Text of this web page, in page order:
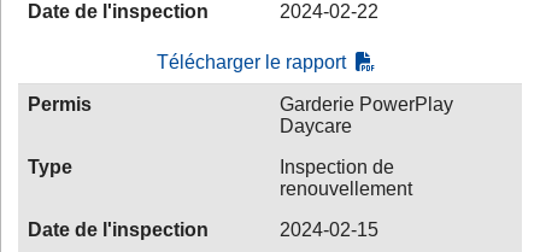
Date de l'inspection
2024-02-22
Télécharger le rapport
Permis
Garderie PowerPlay
Daycare
Type
Inspection de
renouvellement
Date de l'inspection
2024-02-15